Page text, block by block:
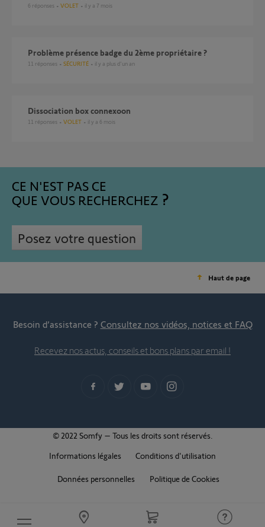
6 réponses VOLET il y a 7 mois
Problème présence badge du 2ème propriétaire ?
11 réponses SÉCURITÉ il y a plus d'un an
Dissociation box connexoon
11 réponses VOLET il y a 6 mois
CE N'EST PAS CE
QUE VOUS RECHERCHEZ
Posez votre question
Haut de page
Besoin d’assistance ? Consultez nos vidéos, notices et FAQ
Recevez nos actus, conseils et bons plans par email !
© 2022 Somfy – Tous les droits sont réservés.
Informations légales
Conditions d'utilisation
Données personnelles Politique de Cookies